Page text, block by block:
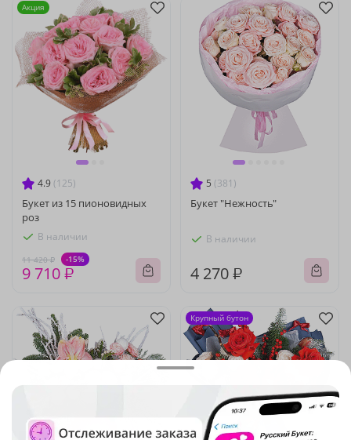
4.9 (125)
Букет из 15 пионовидных
роз
В наличии
11 420 ₽ -15%
9 710 ₽
Акция
5 (381)
Букет "Нежность"
В наличии
4 270 ₽
Крупный бутон